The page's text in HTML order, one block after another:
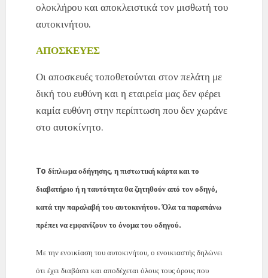
ολοκλήρου και αποκλειστικά τον μισθωτή του
αυτοκινήτου.
ΑΠΟΣΚΕΥΕΣ
Οι αποσκευές τοποθετούνται στον πελάτη με
δική του ευθύνη και η εταιρεία μας δεν φέρει
καμία ευθύνη στην περίπτωση που δεν χωράνε
στο αυτοκίνητο.
To δίπλωμα οδήγησης, η πιστωτική κάρτα και το
διαβατήριο ή η ταυτότητα θα ζητηθούν από τον οδηγό,
κατά την παραλαβή του αυτοκινήτου. Όλα τα παραπάνω
πρέπει να εμφανίζουν το όνομα του οδηγού.
Με την ενοικίαση του αυτοκινήτου, ο ενοικιαστής δηλώνει
ότι έχει διαβάσει και αποδέχεται όλους τους όρους που